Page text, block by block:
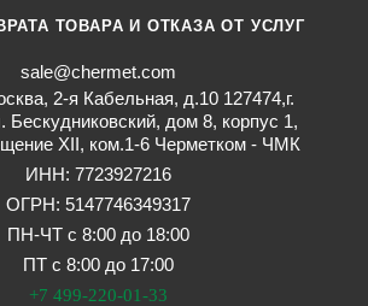
ТОВАРА И ОТКАЗА ОТ УСЛУГ
sale@chermet.com
2-я Кабельная, д.10 127474,г.
Бескудниковский, дом 8, корпус 1,
XII, ком.1-6 Черметком - ЧМК
ИНН: 7723927216
ОГРН: 5147746349317
ПН-ЧТ с 8:00 до 18:00
ПТ с 8:00 до 17:00
+7 499-220-01-33